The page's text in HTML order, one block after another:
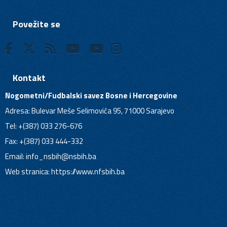
Povežite se
Kontakt
Nogometni/Fudbalski savez Bosne i Hercegovine
Adresa: Bulevar Meše Selimovića 95, 71000 Sarajevo
Tel: +(387) 033 276-676
Fax: +(387) 033 444-332
Email:info_nsbih@nsbih.ba
Web stranica: https://www.nfsbih.ba